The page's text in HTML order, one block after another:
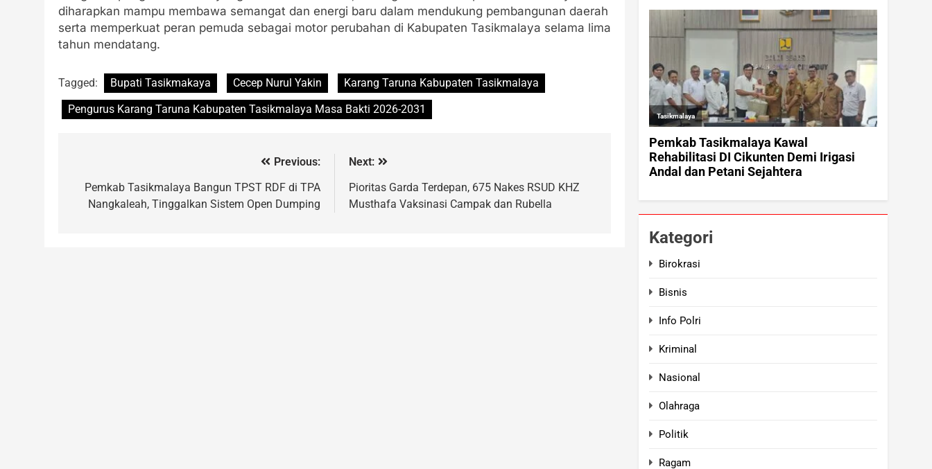
diharapkan mampu membawa semangat dan energi baru dalam mendukung pembangunan daerah
serta memperkuat peran pemuda sebagai motor perubahan di Kabupaten Tasikmalaya selama lima
tahun mendatang.
Tagged: Bupati Tasikmakaya Cecep Nurul Yakin
Karang Taruna Kabupaten Tasikmalaya
Pengurus Karang Taruna Kabupaten Tasikmalaya Masa Bakti 2026-2031
Previous:
Pemkab Tasikmalaya Bangun TPST RDF di TPA
Nangkaleah, Tinggalkan Sistem Open Dumping
Next:
Pioritas Garda Terdepan, 675 Nakes RSUD KHZ
Musthafa Vaksinasi Campak dan Rubella
Kategori
Birokrasi
Bisnis
Info Polri
Kriminal
Nasional
Olahraga
Politik
Ragam